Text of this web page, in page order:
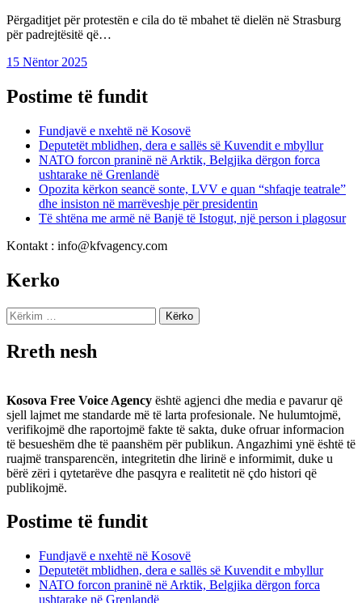
Përgaditjet për protestën e cila do të mbahet të dielën në Strasburg
për padrejtësitë që…
15 Nëntor 2025
Postime të fundit
Fundjavë e nxehtë në Kosovë
Deputetët mblidhen, dera e sallës së Kuvendit e mbyllur
NATO forcon praninë në Arktik, Belgjika dërgon forca
ushtarake në Grenlandë
Opozita kërkon seancë sonte, LVV e quan “shfaqje teatrale”
dhe insiston në marrëveshje për presidentin
Të shtëna me armë në Banjë të Istogut, një person i plagosur
Kontakt : info@kfvagency.com
Kerko
Kërko
për:
Rreth nesh
Kosova Free Voice Agency është agjenci dhe media e pavarur që
sjell lajmet me standarde më të larta profesionale. Ne hulumtojmë,
verifikojmë dhe raportojmë fakte të sakta, duke ofruar informacion
të besueshëm dhe të paanshëm për publikun. Angazhimi ynë është të
ruajmë transparencën, integritetin dhe lirinë e informimit, duke u
bërë zëri i qytetarëve dhe pasqyra e realitetit në çdo histori që
publikojmë.
Postime të fundit
Fundjavë e nxehtë në Kosovë
Deputetët mblidhen, dera e sallës së Kuvendit e mbyllur
NATO forcon praninë në Arktik, Belgjika dërgon forca
ushtarake në Grenlandë